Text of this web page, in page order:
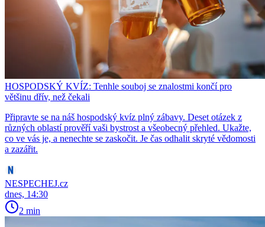
HOSPODSKÝ KVÍZ: Tenhle souboj se znalostmi končí pro
většinu dřív, než čekali
Připravte se na náš hospodský kvíz plný zábavy. Deset otázek z
různých oblastí prověří vaši bystrost a všeobecný přehled. Ukažte,
co ve vás je, a nenechte se zaskočit. Je čas odhalit skryté vědomosti
a zazářit.
NESPECHEJ.cz
dnes, 14:30
2 min